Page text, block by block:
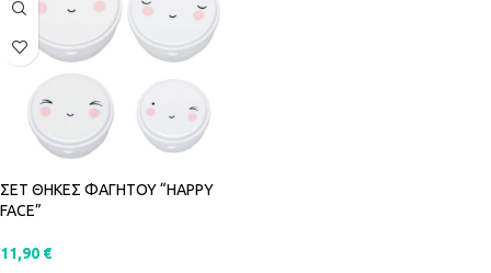
ΣΕΤ ΘΗΚΕΣ ΦΑΓΗΤΟΥ “HAPPY
FACE”
11,90 €